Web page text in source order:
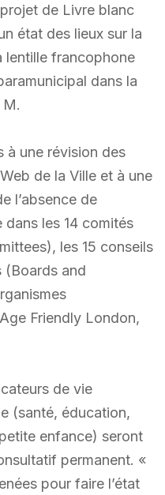
de Livre blanc
état des lieux sur la
lentille francophone
dans la
à une révision des
de la Ville et à une
l’absence de
les 14 comités
les 15 conseils
(Boards and
Friendly London,
de vie
(santé, éducation,
enfance) seront
permanent. «
pour faire l’état